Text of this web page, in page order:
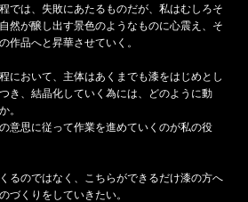
では、失敗にあたるものだが、私はむしろそ
然が醸し出す景色のようなものに心震え、そ
作品へと昇華させていく。
において、主体はあくまでも漆をはじめとし
き、結晶化していく為には、どのように動
。
意思に従って作業を進めていくのが私の役
るのではなく、こちらができるだけ漆の方へ
づくりをしていきたい。